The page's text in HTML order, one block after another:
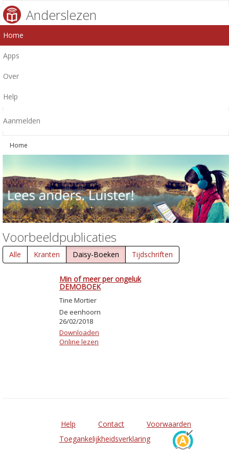
Anderslezen
Home
Apps
Over
Help
Aanmelden
Home
Voorbeeldpublicaties
Alle Kranten Daisy-Boeken Tijdschriften
Min of meer per ongeluk
DEMOBOEK
Tine Mortier
De eenhoorn
26/02/2018
Downloaden
Online lezen
Help Contact
Voorwaarden
Toegankelijkheidsverklaring